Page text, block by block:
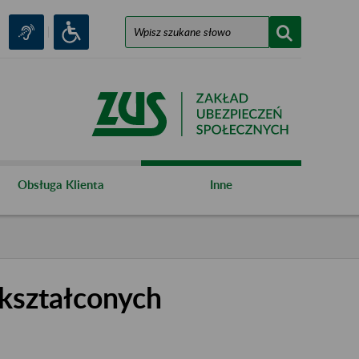
Obsługa Klienta Inne